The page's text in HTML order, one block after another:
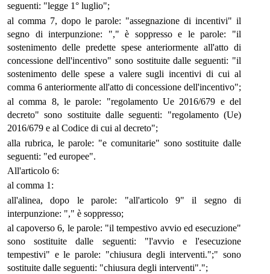
seguenti: "legge 1° luglio";
al comma 7, dopo le parole: "assegnazione di incentivi" il
segno di interpunzione: "," è soppresso e le parole: "il
sostenimento delle predette spese anteriormente all'atto di
concessione dell'incentivo" sono sostituite dalle seguenti: "il
sostenimento delle spese a valere sugli incentivi di cui al
comma 6 anteriormente all'atto di concessione dell'incentivo";
al comma 8, le parole: "regolamento Ue 2016/679 e del
decreto" sono sostituite dalle seguenti: "regolamento (Ue)
2016/679 e al Codice di cui al decreto";
alla rubrica, le parole: "e comunitarie" sono sostituite dalle
seguenti: "ed europee".
All'articolo 6:
al comma 1:
all'alinea, dopo le parole: "all'articolo 9" il segno di
interpunzione: "," è soppresso;
al capoverso 6, le parole: "il tempestivo avvio ed esecuzione"
sono sostituite dalle seguenti: "l'avvio e l'esecuzione
tempestivi" e le parole: "chiusura degli interventi.";" sono
sostituite dalle seguenti: "chiusura degli interventi".";